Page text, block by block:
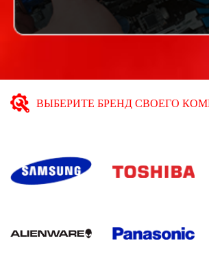
ВЫБЕРИТЕ БРЕНД СВОЕГО